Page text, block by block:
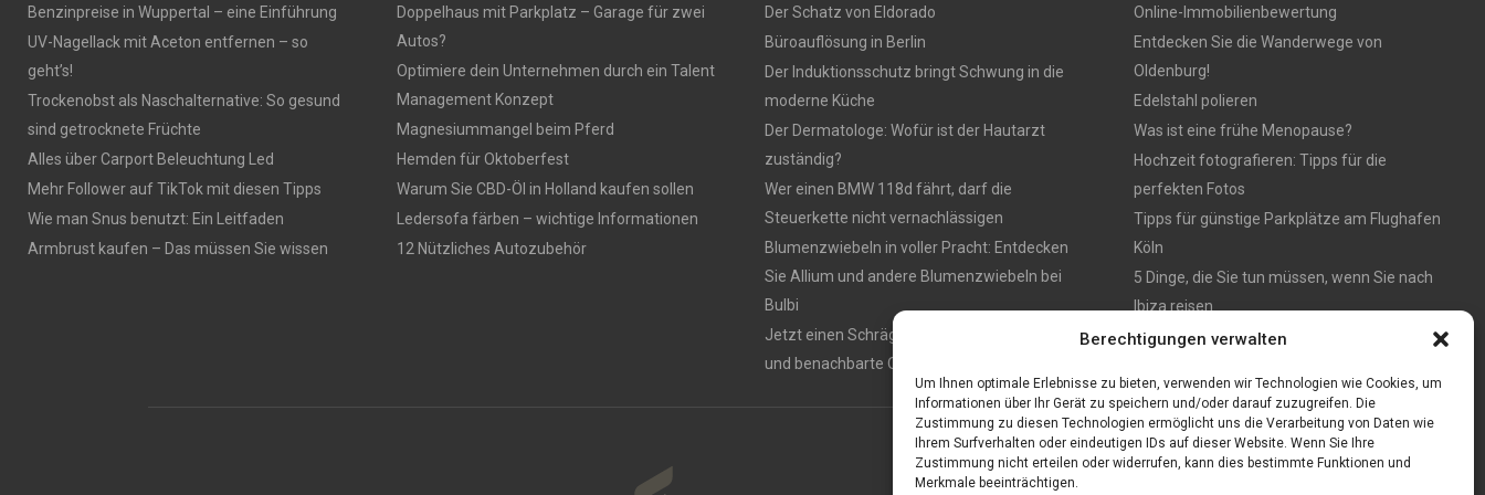
Berechtigungen verwalten
Um Ihnen optimale Erlebnisse zu bieten, verwenden wir Technologien wie Cookies, um
Informationen über Ihr Gerät zu speichern und/oder darauf zuzugreifen. Die
Zustimmung zu diesen Technologien ermöglicht uns die Verarbeitung von Daten wie
Ihrem Surfverhalten oder eindeutigen IDs auf dieser Website. Wenn Sie Ihre
Zustimmung nicht erteilen oder widerrufen, kann dies bestimmte Funktionen und
Merkmale beeinträchtigen.
Benzinpreise in Wuppertal – eine Einführung
UV-Nagellack mit Aceton entfernen – so
geht’s!
Trockenobst als Naschalternative: So gesund
sind getrocknete Früchte
Alles über Carport Beleuchtung Led
Mehr Follower auf TikTok mit diesen Tipps
Wie man Snus benutzt: Ein Leitfaden
Armbrust kaufen – Das müssen Sie wissen
Doppelhaus mit Parkplatz – Garage für zwei
Autos?
Optimiere dein Unternehmen durch ein Talent
Management Konzept
Magnesiummangel beim Pferd
Hemden für Oktoberfest
Warum Sie CBD-Öl in Holland kaufen sollen
Ledersofa färben – wichtige Informationen
12 Nützliches Autozubehör
Der Schatz von Eldorado
Büroauflösung in Berlin
Der Induktionsschutz bringt Schwung in die
moderne Küche
Der Dermatologe: Wofür ist der Hautarzt
zuständig?
Wer einen BMW 118d fährt, darf die
Steuerkette nicht vernachlässigen
Blumenzwiebeln in voller Pracht: Entdecken
Sie Allium und andere Blumenzwiebeln bei
Bulbi
Jetzt einen Schrägaufzug mieten – München
und benachbarte Orte
Online-Immobilienbewertung
Entdecken Sie die Wanderwege von
Oldenburg!
Edelstahl polieren
Was ist eine frühe Menopause?
Hochzeit fotografieren: Tipps für die
perfekten Fotos
Tipps für günstige Parkplätze am Flughafen
Köln
5 Dinge, die Sie tun müssen, wenn Sie nach
Ibiza reisen